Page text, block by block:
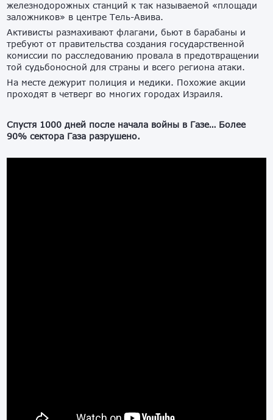
железнодорожных станций к так называемой «площади
заложников» в центре Тель-Авива.
Активисты размахивают флагами, бьют в барабаны и
требуют от правительства создания государственной
комиссии по расследованию провала в предотвращении
той судьбоносной для страны и всего региона атаки.
На месте дежурит полиция и медики. Похожие акции
проходят в четверг во многих городах Израиля.
Спустя 1000 дней после начала войны в Газе… Более
90% сектора Газа разрушено.